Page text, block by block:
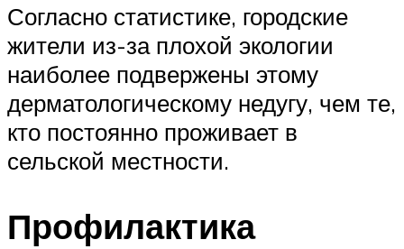
Согласно статистике, городские
жители из-за плохой экологии
наиболее подвержены этому
дерматологическому недугу, чем те,
кто постоянно проживает в
сельской местности.
Профилактика